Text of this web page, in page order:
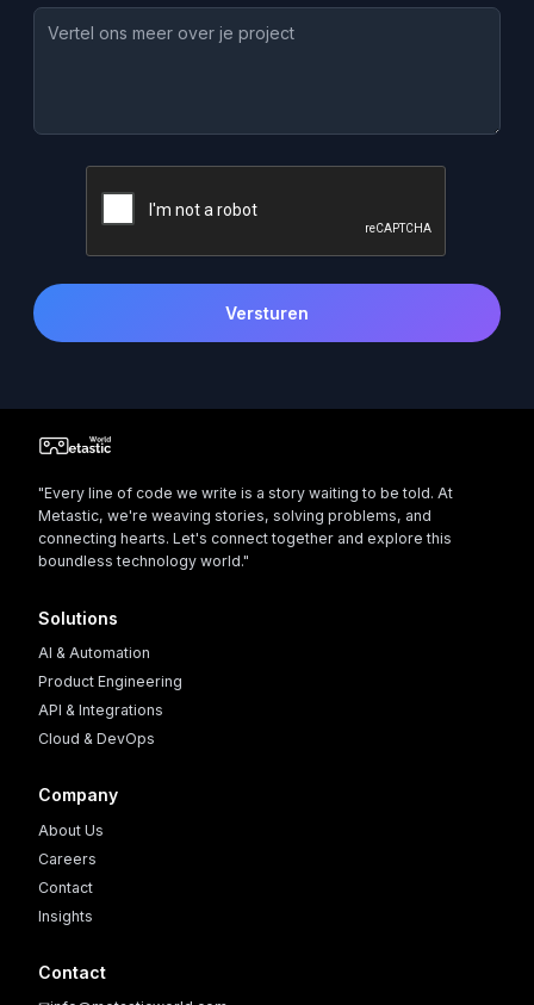
Versturen
"Every line of code we write is a story waiting to be told. At
Metastic, we're weaving stories, solving problems, and
connecting hearts. Let's connect together and explore this
boundless technology world."
Solutions
AI & Automation
Product Engineering
API & Integrations
Cloud & DevOps
Company
About Us
Careers
Contact
Insights
Contact